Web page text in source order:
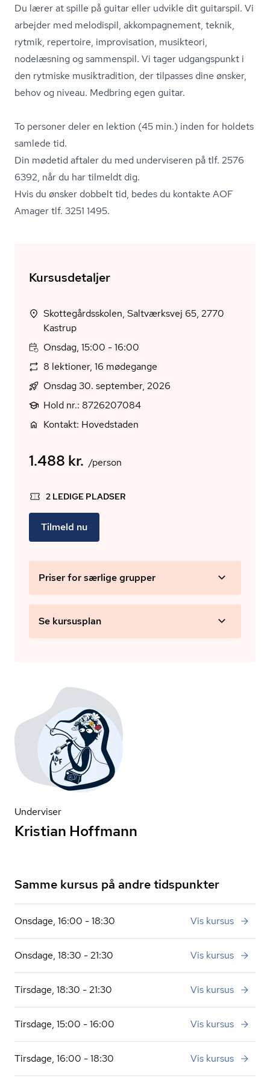
Du lærer at spille på guitar eller udvikle dit guitarspil. Vi
arbejder med melodispil, akkompagnement, teknik,
rytmik, repertoire, improvisation, musikteori,
nodelæsning og sammenspil. Vi tager udgangspunkt i
den rytmiske musiktradition, der tilpasses dine ønsker,
behov og niveau. Medbring egen guitar.
To personer deler en lektion (45 min.) inden for holdets
samlede tid.
Din mødetid aftaler du med underviseren på tlf. 2576
6392, når du har tilmeldt dig.
Hvis du ønsker dobbelt tid, bedes du kontakte AOF
Amager tlf. 3251 1495.
Kursusdetaljer
Skottegårdsskolen, Saltværksvej 65, 2770
Kastrup
Onsdag, 15:00 - 16:00
8 lektioner, 16 mødegange
Onsdag 30. september, 2026
Hold nr.: 8726207084
Kontakt: Hovedstaden
1.488 kr. /person
2 LEDIGE PLADSER
Tilmeld nu
Priser for særlige grupper
Se kursusplan
Underviser
Kristian Hoffmann
Samme kursus på andre tidspunkter
Onsdage, 16:00 - 18:30 Vis kursus
Onsdage, 18:30 - 21:30 Vis kursus
Tirsdage, 18:30 - 21:30 Vis kursus
Tirsdage, 15:00 - 16:00 Vis kursus
Tirsdage, 16:00 - 18:30 Vis kursus